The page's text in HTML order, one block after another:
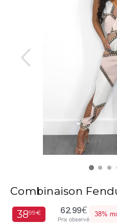
Combinaison
3899€ 62.99€
Prix observé
38%